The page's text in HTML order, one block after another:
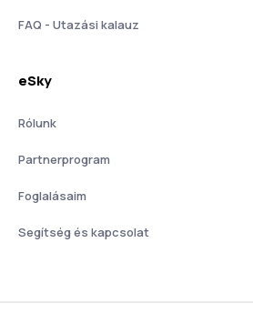
FAQ - Utazási kalauz
eSky
Rólunk
Partnerprogram
Foglalásaim
Segítség és kapcsolat